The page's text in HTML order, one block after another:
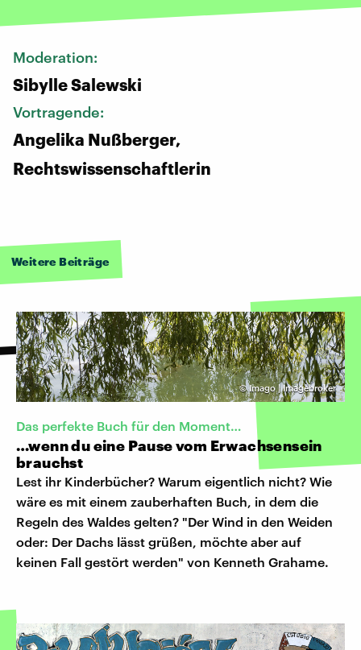
Moderation:
Sibylle Salewski
Vortragende:
Angelika Nußberger,
Rechtswissenschaftlerin
Weitere Beiträge
©Imago | Imagebroker
Das perfekte Buch für den Moment…
…wenn du eine Pause vom Erwachsensein
brauchst
Lest ihr Kinderbücher? Warum eigentlich nicht? Wie
wäre es mit einem zauberhaften Buch, in dem die
Regeln des Waldes gelten? "Der Wind in den Weiden
oder: Der Dachs lässt grüßen, möchte aber auf
keinen Fall gestört werden" von Kenneth Grahame.